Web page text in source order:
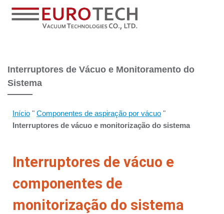
Interruptores de Vácuo e Monitoramento do
Sistema
Início " Componentes de aspiração por vácuo "
Interruptores de vácuo e monitorização do sistema
Interruptores de vácuo e
componentes de
monitorização do sistema